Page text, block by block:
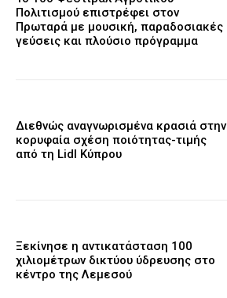
Πολιτισμού επιστρέφει στον
Πρωταρά με μουσική, παραδοσιακές
γεύσεις και πλούσιο πρόγραμμα
Διεθνώς αναγνωρισμένα κρασιά στην
κορυφαία σχέση ποιότητας-τιμής
από τη Lidl Κύπρου
Ξεκίνησε η αντικατάσταση 100
χιλιομέτρων δικτύου ύδρευσης στο
κέντρο της Λεμεσού